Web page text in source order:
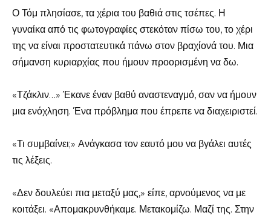
Ο Τόμ πλησίασε, τα χέρια του βαθιά στις τσέπες. Η
γυναίκα από τις φωτογραφίες στεκόταν πίσω του, το χέρι
της να είναι προστατευτικά πάνω στον βραχίονά του. Μια
σήμανση κυριαρχίας που ήμουν προορισμένη να δω.
«Τζάκλιν…» Έκανε έναν βαθύ αναστεναγμό, σαν να ήμουν
μια ενόχληση. Ένα πρόβλημα που έπρεπε να διαχειριστεί.
«Τι συμβαίνει;» Ανάγκασα τον εαυτό μου να βγάλει αυτές
τις λέξεις.
«Δεν δουλεύει πια μεταξύ μας,» είπε, αρνούμενος να με
κοιτάξει. «Απομακρυνθήκαμε. Μετακομίζω. Μαζί της. Στην